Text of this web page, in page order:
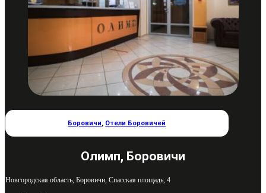
Боровичи, Отели Боровичей
Олимп, Боровичи
Новгородская область, Боровичи, Спасская площадь, 4